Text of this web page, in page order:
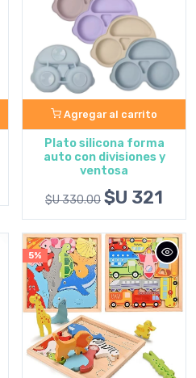
Agregar al carrito
Plato silicona forma
auto con divisiones y
ventosa
$U 330.00 $U 321
5%